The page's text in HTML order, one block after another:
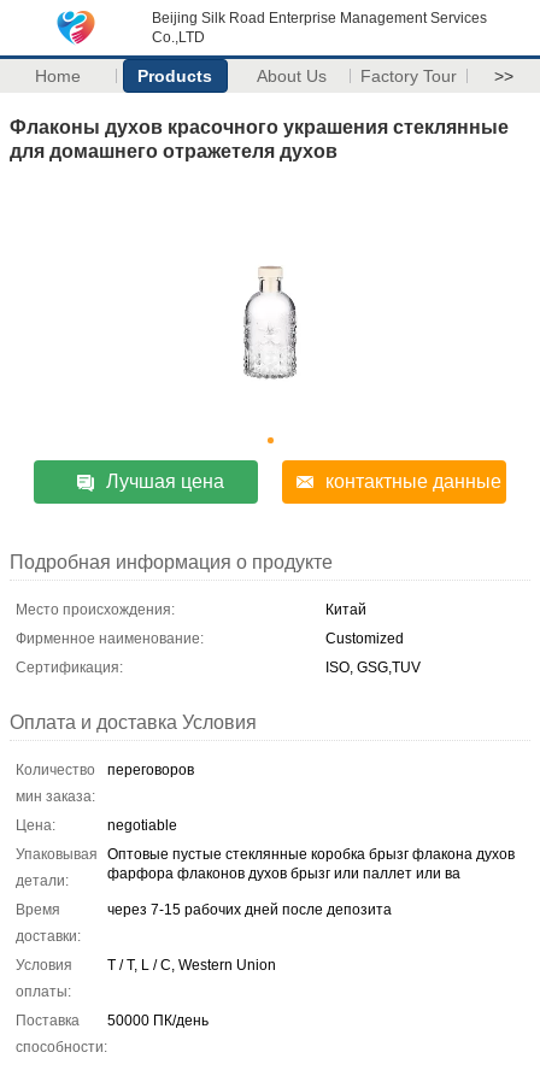
Beijing Silk Road Enterprise Management Services
Co.,LTD
Home Products About Us Factory Tour >>
Флаконы духов красочного украшения стеклянные
для домашнего отражетеля духов
Лучшая цена контактные данные
Подробная информация о продукте
Место происхождения:
Китай
Фирменное наименование:
Customized
Сертификация:
ISO, GSG,TUV
Оплата и доставка Условия
Количество
мин заказа:
переговоров
Цена:
negotiable
Упаковывая
детали:
Оптовые пустые стеклянные коробка брызг флакона духов
фарфора флаконов духов брызг или паллет или ва
Время
доставки:
через 7-15 рабочих дней после депозита
Условия
оплаты:
T / T, L / C, Western Union
Поставка
способности:
50000 ПК/день